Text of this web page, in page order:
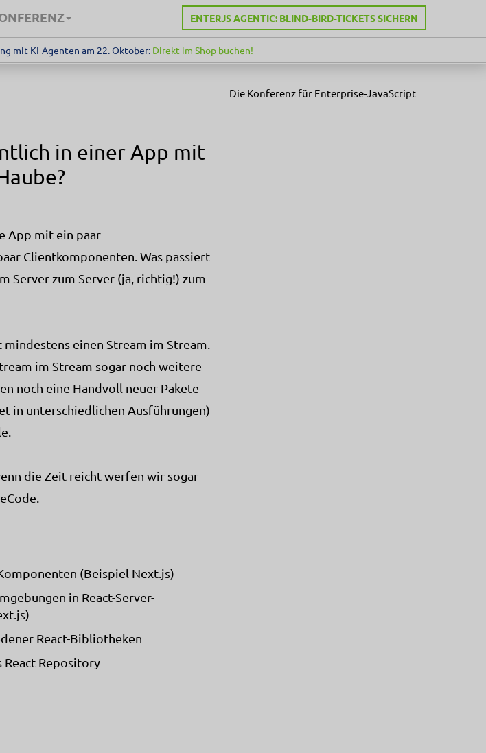
ENTERJS AGENTIC: BLIND-BIRD-TICKETS SICHERN
mit KI-Agenten am 22. Oktober: Direkt im Shop buchen!
Die Konferenz für Enterprise-JavaScript
in einer App mit
App mit ein paar
Clientkomponenten. Was passiert
Server zum Server (ja, richtig!) zum
einen Stream im Stream.
im Stream sogar noch weitere
noch eine Handvoll neuer Pakete
in unterschiedlichen Ausführungen)
die Zeit reicht werfen wir sogar
(Beispiel Next.js)
in React-Server-
React-Bibliotheken
React Repository